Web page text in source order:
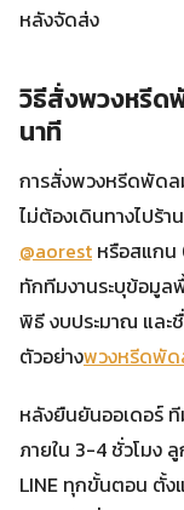
หลังจัดส่ง
วิธีสั่งพวงหรีดพั
นาที
การสั่งพวงหรีดพัดล
ไม่ต้องเดินทางไปร้า
@aorest หรือสแกน
ทักทีมงานระบุข้อมูล
พิธี งบประมาณ และ
ตัวอย่างพวงหรีดพั
หลังยืนยันออเดอร์
ภายใน 3-4 ชั่วโมง
LINE ทุกขั้นตอน ตั้ง